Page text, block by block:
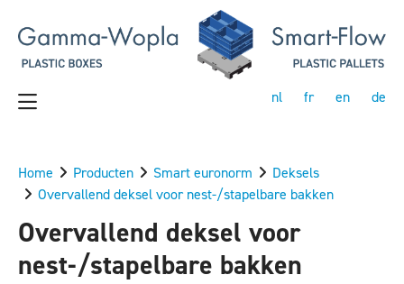
nl fr en de
Home Producten Smart euronorm
Deksels
Overvallend deksel voor nest-/stapelbare bakken
Overvallend deksel voor
nest-/stapelbare bakken